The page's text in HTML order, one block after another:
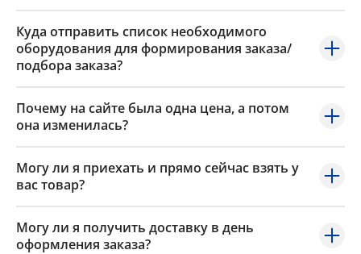
Куда отправить список необходимого
оборудования для формирования заказа/
подбора заказа?
Почему на сайте была одна цена, а потом
она изменилась?
Могу ли я приехать и прямо сейчас взять у
вас товар?
Могу ли я получить доставку в день
оформления заказа?